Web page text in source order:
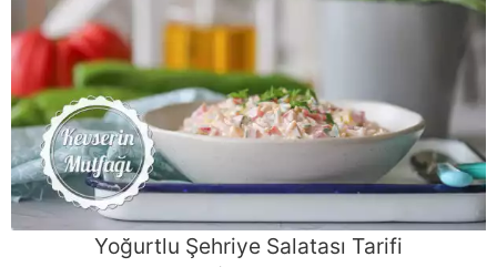
Yoğurtlu Şehriye Salatası Tarifi